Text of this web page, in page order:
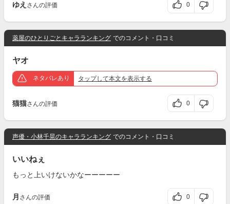
ゆえ さんの評価 0
薬屋のひとりごとキャラランキング でのコメント・口コミ
ヤオ
ネタバレあり タップして本文を表示する
猫猫さんの評価 0
声優・小林千晃のキャラランキング でのコメント・口コミ
いいねぇ
もっと上いけないかなーーーーー
月 さんの評価 0